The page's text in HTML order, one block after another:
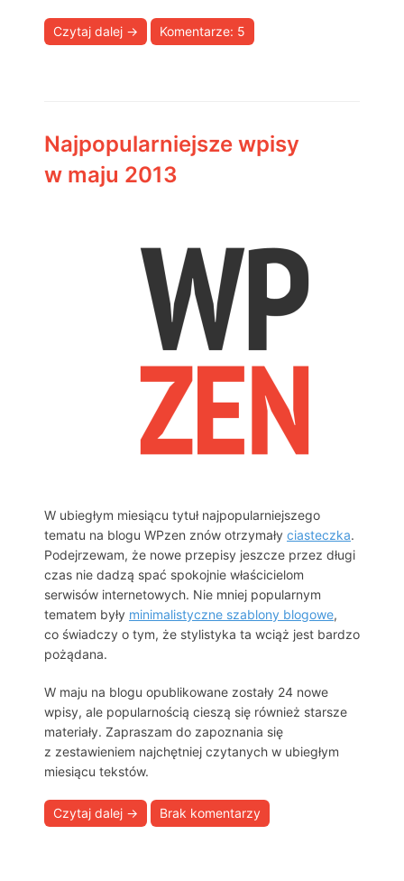
Czytaj dalej → Komentarze: 5
Najpopularniejsze wpisy
w maju 2013
W ubiegłym miesiącu tytuł najpopularniejszego
tematu na blogu WPzen znów otrzymały ciasteczka.
Podejrzewam, że nowe przepisy jeszcze przez długi
czas nie dadzą spać spokojnie właścicielom
serwisów internetowych. Nie mniej popularnym
tematem były minimalistyczne szablony blogowe,
co świadczy o tym, że stylistyka ta wciąż jest bardzo
pożądana.
W maju na blogu opublikowane zostały 24 nowe
wpisy, ale popularnością cieszą się również starsze
materiały. Zapraszam do zapoznania się
z zestawieniem najchętniej czytanych w ubiegłym
miesiącu tekstów.
Czytaj dalej → Brak komentarzy